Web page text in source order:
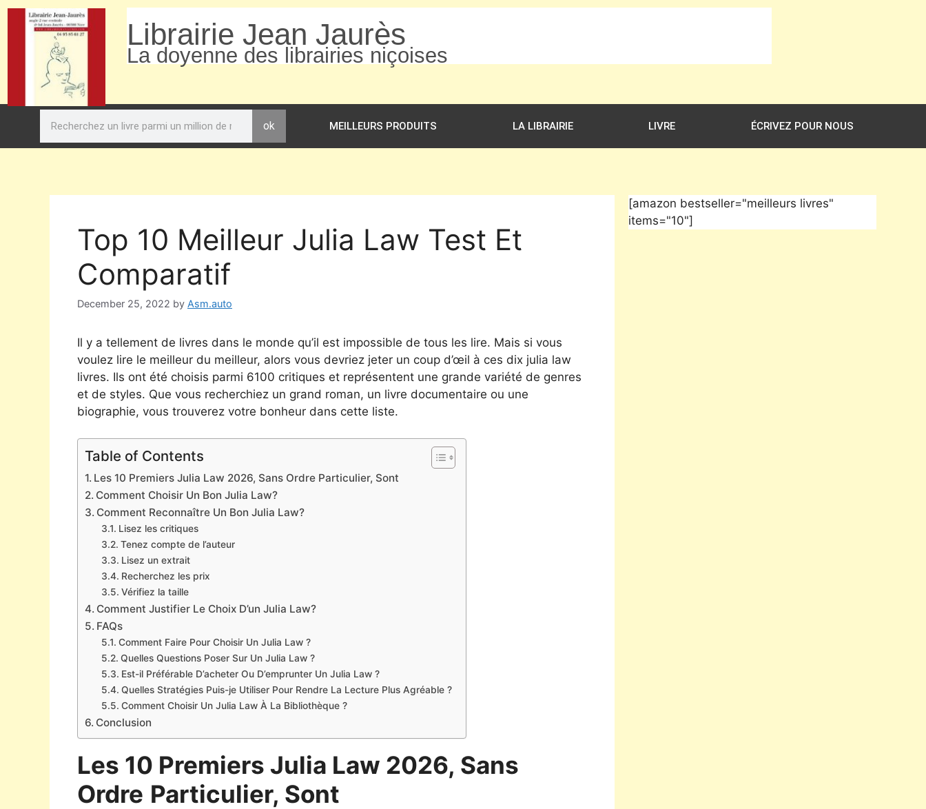
Librairie Jean Jaurès
La doyenne des librairies niçoises
ok MEILLEURS PRODUITS LA LIBRAIRIE LIVRE ÉCRIVEZ POUR NOUS
Top 10 Meilleur Julia Law Test Et
Comparatif
December 25, 2022 by Asm.auto
Il y a tellement de livres dans le monde qu’il est impossible de tous les lire. Mais si vous
voulez lire le meilleur du meilleur, alors vous devriez jeter un coup d’œil à ces dix julia law
livres. Ils ont été choisis parmi 6100 critiques et représentent une grande variété de genres
et de styles. Que vous recherchiez un grand roman, un livre documentaire ou une
biographie, vous trouverez votre bonheur dans cette liste.
Table of Contents
Les 10 Premiers Julia Law 2026, Sans Ordre Particulier, Sont
Comment Choisir Un Bon Julia Law?
Comment Reconnaître Un Bon Julia Law?
Lisez les critiques
Tenez compte de l’auteur
Lisez un extrait
Recherchez les prix
Vérifiez la taille
Comment Justifier Le Choix D’un Julia Law?
FAQs
Comment Faire Pour Choisir Un Julia Law ?
Quelles Questions Poser Sur Un Julia Law ?
Est-il Préférable D’acheter Ou D’emprunter Un Julia Law ?
Quelles Stratégies Puis-je Utiliser Pour Rendre La Lecture Plus Agréable ?
Comment Choisir Un Julia Law À La Bibliothèque ?
Conclusion
Les 10 Premiers Julia Law 2026, Sans
Ordre Particulier, Sont
[amazon bestseller="meilleurs livres"
items="10"]